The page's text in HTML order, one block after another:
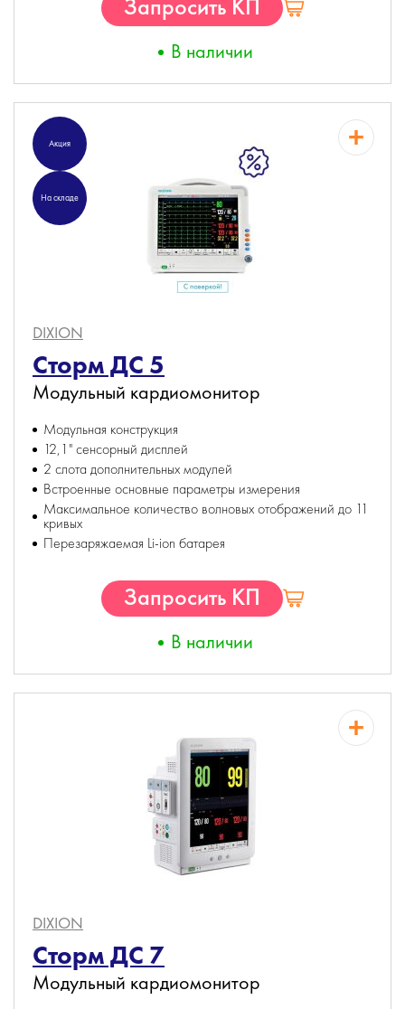
Запросить КП
В наличии
Акция
На складе
DIXION
Сторм ДС 5
Модульный кардиомонитор
Модульная конструкция
12,1" сенсорный дисплей
2 слота дополнительных модулей
Встроенные основные параметры измерения
Максимальное количество волновых отображений до 11
кривых
Перезаряжаемая Li-ion батарея
Запросить КП
В наличии
DIXION
Сторм ДС 7
Модульный кардиомонитор